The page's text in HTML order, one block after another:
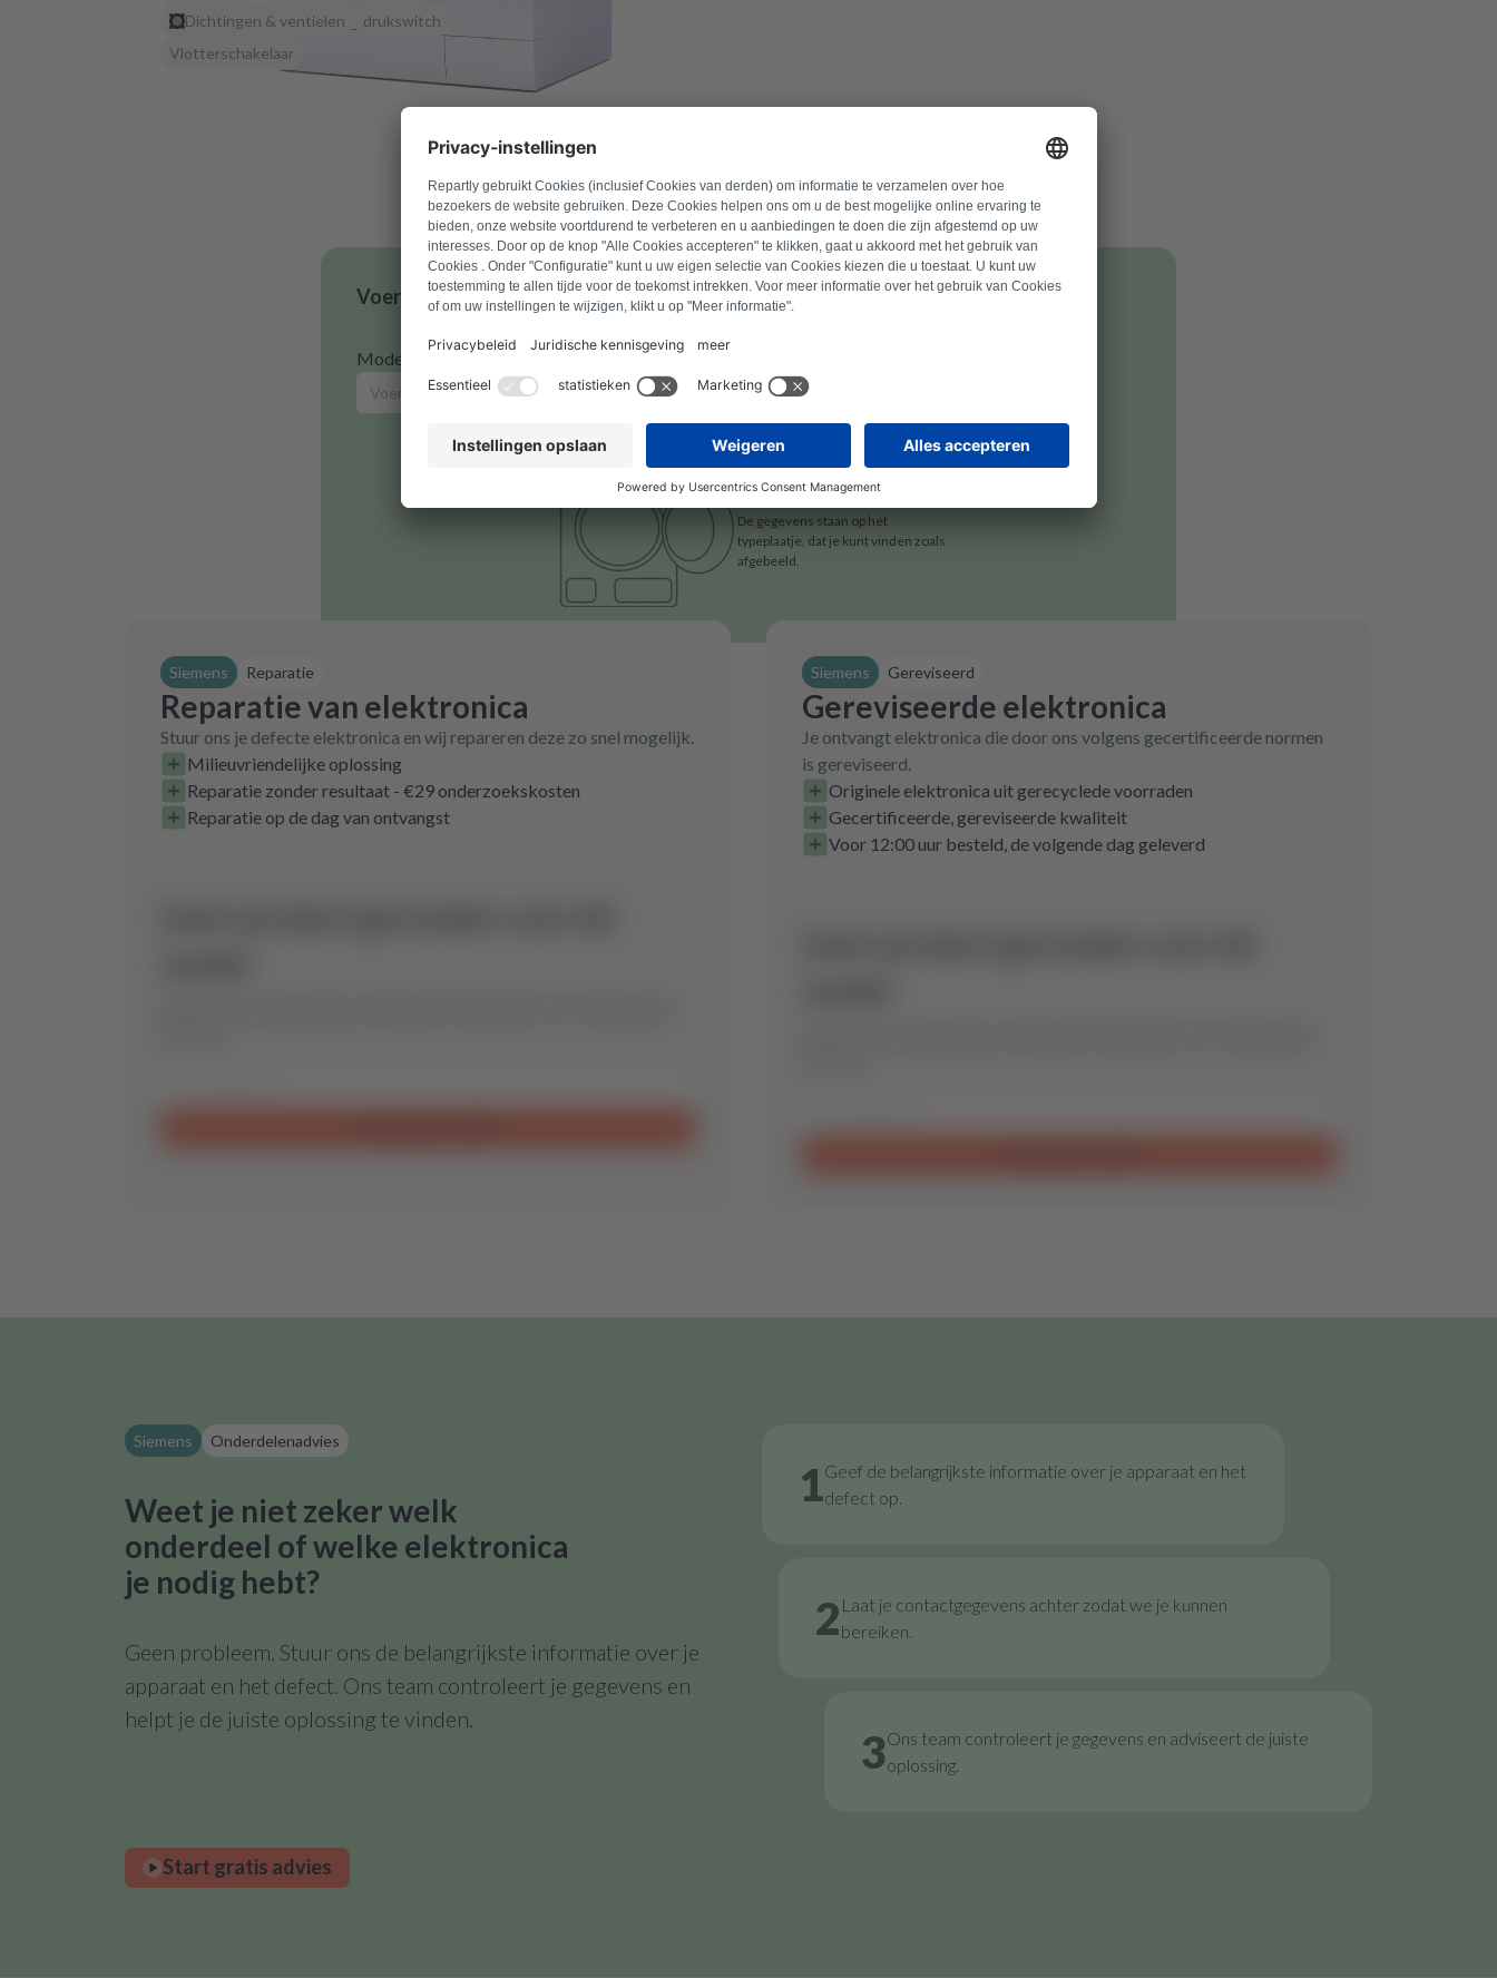
Dichtingen & ventielen
drukswitch
Vlotterschakelaar
Voer je modelnummer in om geschikte producten te vinden.
Modelnummer
Zoek naar product
De gegevens staan op het
typeplaatje, dat je kunt vinden zoals
afgebeeld.
Siemens Reparatie
Reparatie van elektronica
Stuur ons je defecte elektronica en wij repareren deze zo snel mogelijk.
Milieuvriendelijke oplossing
Reparatie zonder resultaat - €29 onderzoekskosten
Reparatie op de dag van ontvangst
Siemens Gereviseerd
Gereviseerde elektronica
Je ontvangt elektronica die door ons volgens gecertificeerde normen
is gereviseerd.
Originele elektronica uit gerecyclede voorraden
Gecertificeerde, gereviseerde kwaliteit
Voor 12:00 uur besteld, de volgende dag geleverd
Siemens Onderdelenadvies
Weet je niet zeker welk
onderdeel of welke elektronica
je nodig hebt?
Geen probleem. Stuur ons de belangrijkste informatie over je
apparaat en het defect. Ons team controleert je gegevens en
helpt je de juiste oplossing te vinden.
1Geef de belangrijkste informatie over je apparaat en het
defect op.
2 Laat je contactgegevens achter zodat we je kunnen
bereiken.
3Ons team controleert je gegevens en adviseert de juiste
oplossing.
Start gratis advies